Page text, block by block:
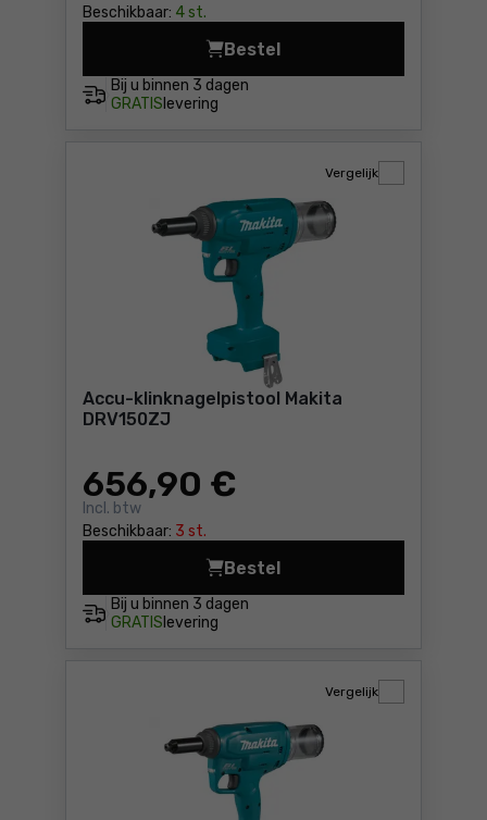
Beschikbaar: 4 st.
Bij u binnen 3 dagen
GRATIS levering
Bestel
Popnageltang DeWalt
Accu-klinknagelpistool Makita
DRV150ZJ
656,90 €
Incl. btw
Beschikbaar: 3 st.
Vergelijk
Bij u binnen 3 dagen
GRATIS levering
Bestel
Accu-klinknagelpistool
Vergelijk